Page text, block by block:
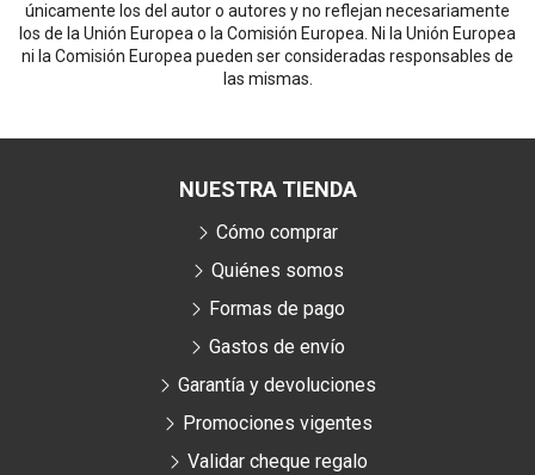
únicamente los del autor o autores y no reflejan necesariamente
los de la Unión Europea o la Comisión Europea. Ni la Unión Europea
ni la Comisión Europea pueden ser consideradas responsables de
las mismas.
NUESTRA TIENDA
Cómo comprar
Quiénes somos
Formas de pago
Gastos de envío
Garantía y devoluciones
Promociones vigentes
Validar cheque regalo